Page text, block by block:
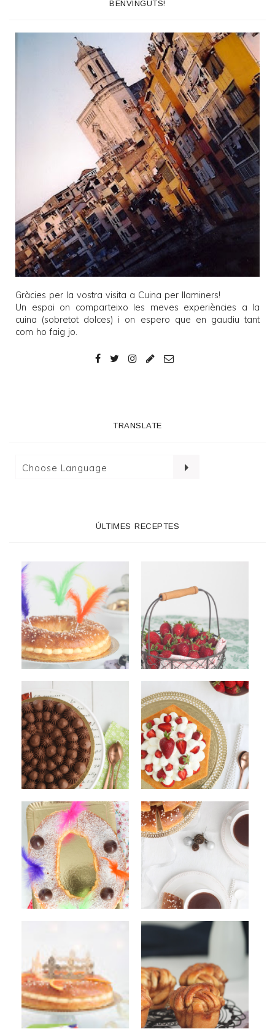
BENVINGUTS!
Gràcies per la vostra visita a Cuina per llaminers!
Un espai on comparteixo les meves experiències a la
cuina (sobretot dolces) i on espero que en gaudiu tant
com ho faig jo.
TRANSLATE
ÚLTIMES RECEPTES